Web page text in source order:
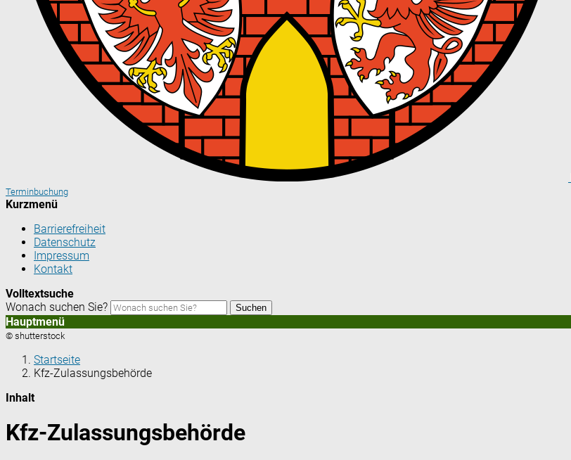
Terminbuchung
Kurzmenü
Barrierefreiheit
Datenschutz
Impressum
Kontakt
Volltextsuche
Wonach suchen Sie?
Suchen
Hauptmenü
© shutterstock
Startseite
Kfz-Zulassungsbehörde
Inhalt
Kfz-Zulassungsbehörde